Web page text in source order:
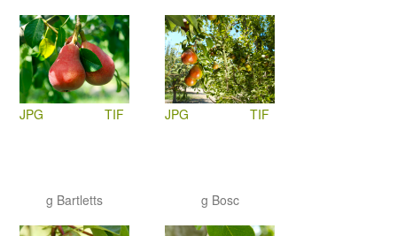
JPG TIF JPG TIF
g Bartletts g Bosc